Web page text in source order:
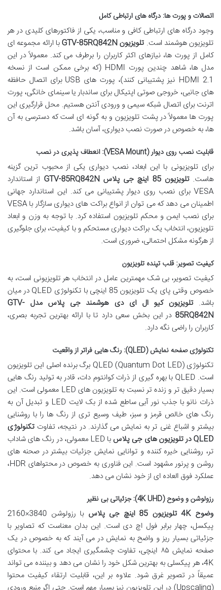
اتصالات و پورت ها: درگاه های ارتباطی کامل
وجود درگاه های ارتباطی کافی و مناسب، یکی از فاکتورهای کلیدی در هر
تلویزیون هوشمند است. تلویزیون GTV-85RQ842N
با ارائه مجموعه ای
کامل از پورت ها، نیازهای اکثر کاربران را برطرف می کند. معمولاً در این
مدل ها، شاهد چندین پورت HDMI (که برخی ممکن است از نسخه
HDMI 2.1 نیز پشتیبانی کنند)، پورت های USB برای اتصال حافظه
های جانبی، خروجی صوتی اپتیکال برای ساندبار یا سینمای خانگی، پورت
اترنت برای اتصال شبکه سیمی و ورودی آنتن هستیم. محل قرارگیری این
پورت ها معمولاً در پشت تلویزیون و به گونه ای است که دسترسی به آن
ها، به خصوص در صورت نصب دیواری، آسان باشد.
قابلیت نصب روی دیوار (VESA Mount): انعطاف پذیری در نصب
برای تلویزیونی با این ابعاد، نصب دیواری یکی از محبوب ترین گزینه
هاست.تلویزیون 85 اینچ جی پلاس GTV-85RQ842N
از استاندارد
VESA برای نصب روی دیوار پشتیبانی می کند. این استاندارد جهانی
اطمینان می دهد که می توان از انواع براکت های دیواری سازگار با VESA
برای نصب ایمن و محکم تلویزیون استفاده کرد. با توجه به وزن و ابعاد
تلویزیون، انتخاب یک براکت دیواری مستحکم و با کیفیت، برای جلوگیری
از هرگونه مشکل احتمالی، ضروری است.
کیفیت تصویر: قلب تپنده تلویزیون
کیفیت تصویر، بی شک مهمترین عامل در انتخاب هر تلویزیونی است، به
خصوص وقتی پای یک تلویزیون 85 اینچی با تکنولوژی QLED در میان
باشد.
تلویزیون کیو ال ای دی هوشمند جی پلاس مدل GTV-
85RQ842N در این بخش سعی دارد تا با ارائه بهترین تجربه بصری،
کاربران را راضی نگه دارد.
تکنولوژی صفحه نمایش (QLED): رنگ هایی فراتر از واقعیت
تکنولوژی QLED (Quantum Dot LED) برگ برنده اصلی این تلویزیون
است. QLED با بهره گیری از ذرات کوانتوم دات، قادر به تولید رنگ هایی
بسیار دقیق تر و زنده تر نسبت به تلویزیون های LED معمولی است. این
ذرات نانو با جذب نور آبی ساطع شده از بک لایت LED و تبدیل آن به
رنگ های خالص قرمز و سبز، طیف وسیع تری از رنگ ها را با روشنایی
بیشتر و اشباع غنی تر به نمایش می گذارند. در نتیجه، تفاوت تکنولوژی
QLED در تلویزیون های جی پلاس
با LED معمولی، در رنگ های شاداب
تر، روشنایی خیره کننده و توانایی نمایش جزئیات بیشتر در صحنه های
روشن و پرنور مشهود است. این فناوری به خصوص در محتواهای HDR،
عملکرد فوق العاده ای از خود نشان می دهد.
رزولوشن و وضوح (4K UHD): جزئیاتی بی نظیر
وضوح 4K تلویزیون 85 اینچ جی پلاس
با رزولوشن 3840×2160
پیکسل، چهار برابر فول اچ دی است. این بدان معناست که تصاویر با
جزئیاتی بسیار ریز و واضح به نمایش در می آیند که به خصوص در یک
صفحه نمایش ۸۵ اینچی، تفاوت چشمگیری ایجاد می کند. با محتوای
4K، هر پیکسلی به بهترین شکل خود را نشان می دهد و بیننده می تواند
عمیقاً در تصویر غرق شود. علاوه بر این، قابلیت ارتقاء کیفیت محتوا